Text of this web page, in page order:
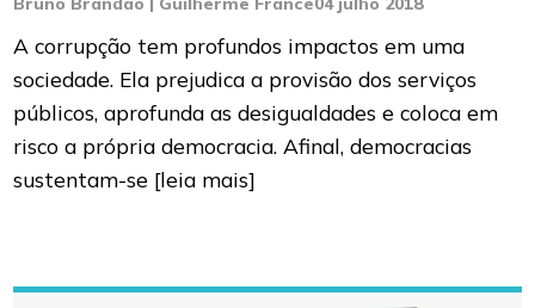
A corrupção tem profundos impactos em uma
sociedade. Ela prejudica a provisão dos serviços
públicos, aprofunda as desigualdades e coloca em
risco a própria democracia. Afinal, democracias
sustentam-se [leia mais]